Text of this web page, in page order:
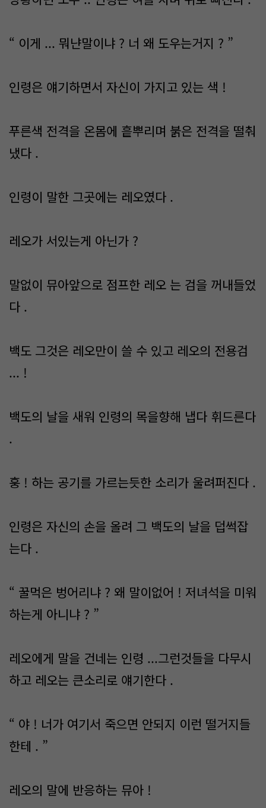
“ 이게 ... 뭐냔말이냐 ? 너 왜 도우는거지 ? ”
인령은 얘기하면서 자신이 가지고 있는 색 !
푸른색 전격을 온몸에 흩뿌리며 붉은 전격을 떨춰
냈다 .
인령이 말한 그곳에는 레오였다 .
레오가 서있는게 아닌가 ?
말없이 뮤아앞으로 점프한 레오 는 검을 꺼내들었
다 .
백도 그것은 레오만이 쓸 수 있고 레오의 전용검
... !
백도의 날을 새워 인령의 목을향해 냅다 휘드른다
.
훙 ! 하는 공기를 가르는듯한 소리가 울려퍼진다 .
인령은 자신의 손을 올려 그 백도의 날을 덥썩잡
는다 .
“ 꿀먹은 벙어리냐 ? 왜 말이없어 ! 저녀석을 미워
하는게 아니냐 ? ”
레오에게 말을 건네는 인령 ...그런것들을 다무시
하고 레오는 큰소리로 얘기한다 .
“ 야 ! 너가 여기서 죽으면 안되지 이런 떨거지들
한테 . ”
레오의 말에 반응하는 뮤아 !